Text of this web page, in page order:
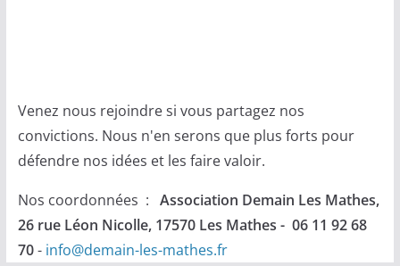
Venez nous rejoindre si vous partagez nos
convictions. Nous n'en serons que plus forts pour
défendre nos idées et les faire valoir.
Nos coordonnées : Association Demain Les Mathes,
26 rue Léon Nicolle, 17570 Les Mathes - 06 11 92 68
70- info@demain-les-mathes.fr